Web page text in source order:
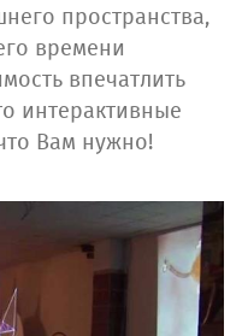
пространства,
времени
впечатлить
интерактивные
Вам нужно!